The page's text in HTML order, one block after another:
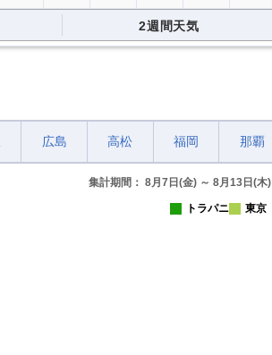
2週間天気
広島 高松 福岡 那覇
集計期間： 8月7日(金) ～ 8月13日(木)
トラパニ 東京